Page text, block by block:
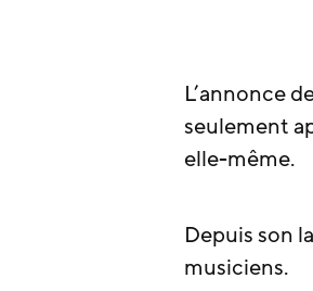
L’annonce
seulement
elle-même.
Depuis son
musiciens.